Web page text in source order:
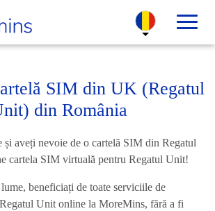
SIM din UK (Regatul
din România
și aveți nevoie de o cartelă SIM din Regatul
cartela SIM virtuală pentru Regatul Unit!
beneficiați de toate serviciile de
Unit online la MoreMins, fără a fi